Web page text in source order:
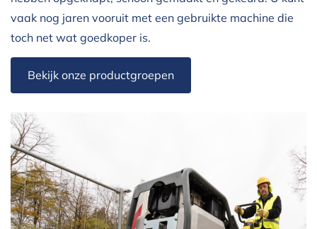
vaak nog jaren vooruit met een gebruikte machine die
toch net wat goedkoper is.
Bekijk onze productgroepen